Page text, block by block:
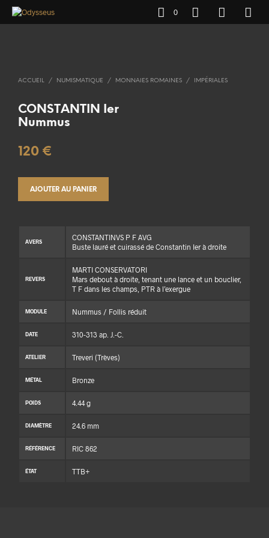
0
ACCUEIL / NUMISMATIQUE / MONNAIES ROMAINES / IMPÉRIALES
CONSTANTIN Ier
Nummus
120 €
AJOUTER AU PANIER
AVERS
CONSTANTINVS P F AVG
Buste lauré et cuirassé de Constantin Ier à droite
REVERS
MARTI CONSERVATORI
Mars debout à droite, tenant une lance et un bouclier,
T F dans les champs, PTR à l’exergue
MODULE Nummus / Follis réduit
DATE 310-313 ap. J.-C.
ATELIER Treveri (Trèves)
MÉTAL Bronze
POIDS 4.44 g
DIAMÈTRE 24.6 mm
RÉFÉRENCE RIC 862
ÉTAT TTB+